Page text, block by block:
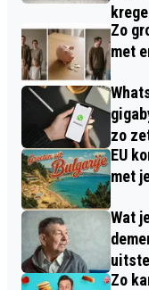
Zo
met
zo
EU
met
Wat
Zo